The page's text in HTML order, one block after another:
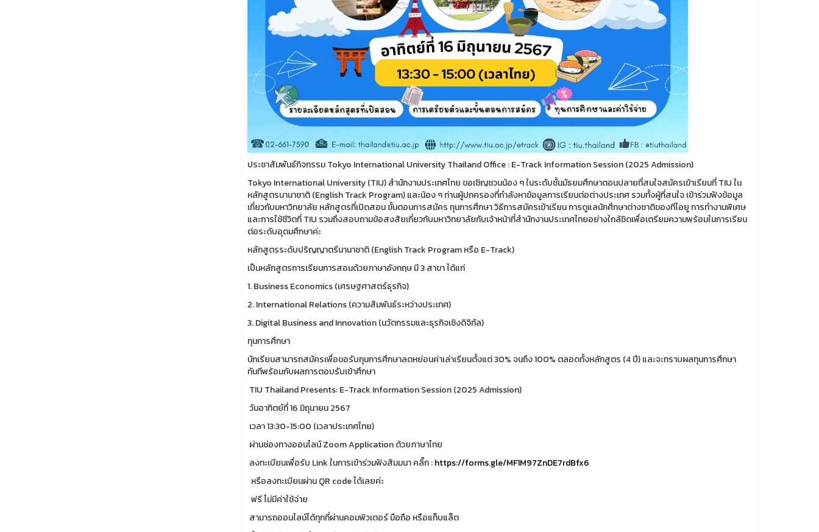
ประชาสัมพันธ์กิจกรรม Tokyo International University Thailand Office : E-Track Information Session (2025 Admission)
Tokyo International University (TIU) สำนักงานประเทศไทย ขอเชิญชวนน้อง ๆ ในระดับชั้นมัธยมศึกษาตอนปลายที่สนใจสมัครเข้าเรียนที่ TIU ใน
หลักสูตรนานาชาติ (English Track Program) และน้อง ๆ ท่านผู้ปกครองที่กำลังหาข้อมูลการเรียนต่อต่างประเทศ รวมทั้งผู้ที่สนใจ เข้าร่วมฟังข้อมูล
เกี่ยวกับมหาวิทยาลัย หลักสูตรที่เปิดสอน ขั้นตอนการสมัคร ทุนการศึกษา วิธีการสมัครเข้าเรียน การดูแลนักศึกษาต่างชาติของทีไอยู การทำงานพิเศษ
และการใช้ชีวิตที่ TIU รวมถึงสอบถามข้อสงสัยเกี่ยวกับมหาวิทยาลัยกับเจ้าหน้าที่สำนักงานประเทศไทยอย่างใกล้ชิดเพื่อเตรียมความพร้อมในการเรียน
ต่อระดับอุดมศึกษาค่ะ
หลักสูตรระดับปริญญาตรีนานาชาติ (English Track Program หรือ E-Track)
เป็นหลักสูตรการเรียนการสอนด้วยภาษาอังกฤษ มี 3 สาขา ได้แก่
1. Business Economics (เศรษฐศาสตร์ธุรกิจ)
2. International Relations (ความสัมพันธ์ระหว่างประเทศ)
3. Digital Business and Innovation (นวัตกรรมและธุรกิจเชิงดิจิทัล)
ทุนการศึกษา
นักเรียนสามารถสมัครเพื่อขอรับทุนการศึกษาลดหย่อนค่าเล่าเรียนตั้งแต่ 30% จนถึง 100% ตลอดทั้งหลักสูตร (4 ปี) และจะทราบผลทุนการศึกษา
ทันทีพร้อมกับผลการตอบรับเข้าศึกษา
TIU Thailand Presents: E-Track Information Session (2025 Admission)
วันอาทิตย์ที่ 16 มิถุนายน 2567
เวลา 13:30-15:00 (เวลาประเทศไทย)
ผ่านช่องทางออนไลน์ Zoom Application ด้วยภาษาไทย
ลงทะเบียนเพื่อรับ Link ในการเข้าร่วมฟังสัมมนา คลิ๊ก :https://forms.gle/MF1M97ZnDE7rdBfx6
หรือลงทะเบียนผ่าน QR code ได้เลยค่ะ
ฟรี ไม่มีค่าใช้จ่าย
สามารถออนไลน์ได้ทุกที่ผ่านคอมพิวเตอร์ มือถือ หรือแท็บแล็ต